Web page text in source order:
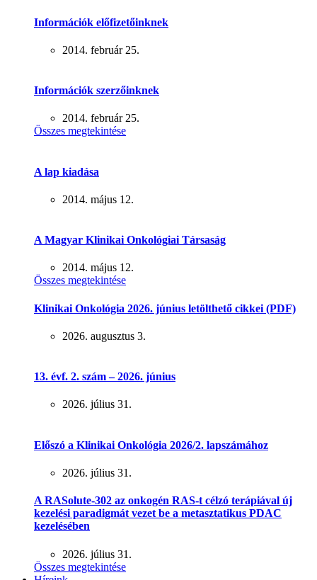
Információk előfizetőinknek
2014. február 25.
Információk szerzőinknek
2014. február 25.
Összes megtekintése
A lap kiadása
2014. május 12.
A Magyar Klinikai Onkológiai Társaság
2014. május 12.
Összes megtekintése
Klinikai Onkológia 2026. június letölthető cikkei (PDF)
2026. augusztus 3.
13. évf. 2. szám – 2026. június
2026. július 31.
Előszó a Klinikai Onkológia 2026/2. lapszámához
2026. július 31.
A RASolute-302 az onkogén RAS-t célzó terápiával új
kezelési paradigmát vezet be a metasztatikus PDAC
kezelésében
2026. július 31.
Összes megtekintése